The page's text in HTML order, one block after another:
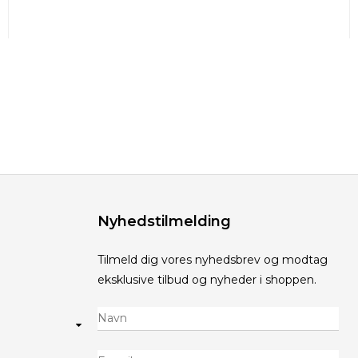
Nyhedstilmelding
Tilmeld dig vores nyhedsbrev og modtag
eksklusive tilbud og nyheder i shoppen.